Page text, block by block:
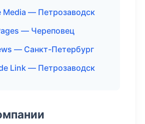
— Петрозаводск
— Череповец
— Санкт-Петербург
Link — Петрозаводск